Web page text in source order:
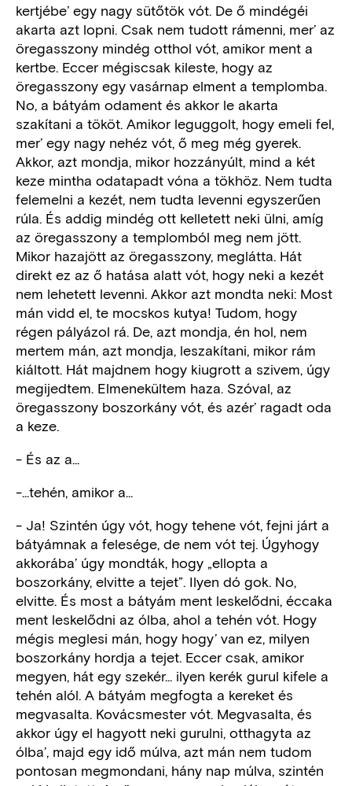
kertjébe’ egy nagy sütőtök vót. De ő mindégéi
akarta azt lopni. Csak nem tudott rámenni, mer’ az
öregasszony mindég otthol vót, amikor ment a
kertbe. Eccer mégiscsak kileste, hogy az
öregasszony egy vasárnap elment a templomba.
No, a bátyám odament és akkor le akarta
szakítani a tököt. Amikor leguggolt, hogy emeli fel,
mer’ egy nagy nehéz vót, ő meg még gyerek.
Akkor, azt mondja, mikor hozzányúlt, mind a két
keze mintha odatapadt vóna a tökhöz. Nem tudta
felemelni a kezét, nem tudta levenni egyszerűen
rúla. És addig mindég ott kelletett neki ülni, amíg
az öregasszony a templomból meg nem jött.
Mikor hazajött az öregasszony, meglátta. Hát
direkt ez az ő hatása alatt vót, hogy neki a kezét
nem lehetett levenni. Akkor azt mondta neki: Most
mán vidd el, te mocskos kutya! Tudom, hogy
régen pályázol rá. De, azt mondja, én hol, nem
mertem mán, azt mondja, leszakítani, mikor rám
kiáltott. Hát majdnem hogy kiugrott a szivem, úgy
megijedtem. Elmenekültem haza. Szóval, az
öregasszony boszorkány vót, és azér’ ragadt oda
a keze.
- És az a...
-...tehén, amikor a...
- Ja! Szintén úgy vót, hogy tehene vót, fejni járt a
bátyámnak a felesége, de nem vót tej. Úgyhogy
akkorába’ úgy mondták, hogy „ellopta a
boszorkány, elvitte a tejet”. Ilyen dó gok. No,
elvitte. És most a bátyám ment leskelődni, éccaka
ment leskelődni az ólba, ahol a tehén vót. Hogy
mégis meglesi mán, hogy hogy’ van ez, milyen
boszorkány hordja a tejet. Eccer csak, amikor
megyen, hát egy szekér... ilyen kerék gurul kifele a
tehén alól. A bátyám megfogta a kereket és
megvasalta. Kovácsmester vót. Megvasalta, és
akkor úgy el hagyott neki gurulni, otthagyta az
ólba’, majd egy idő múlva, azt mán nem tudom
pontosan megmondani, hány nap múlva, szintén